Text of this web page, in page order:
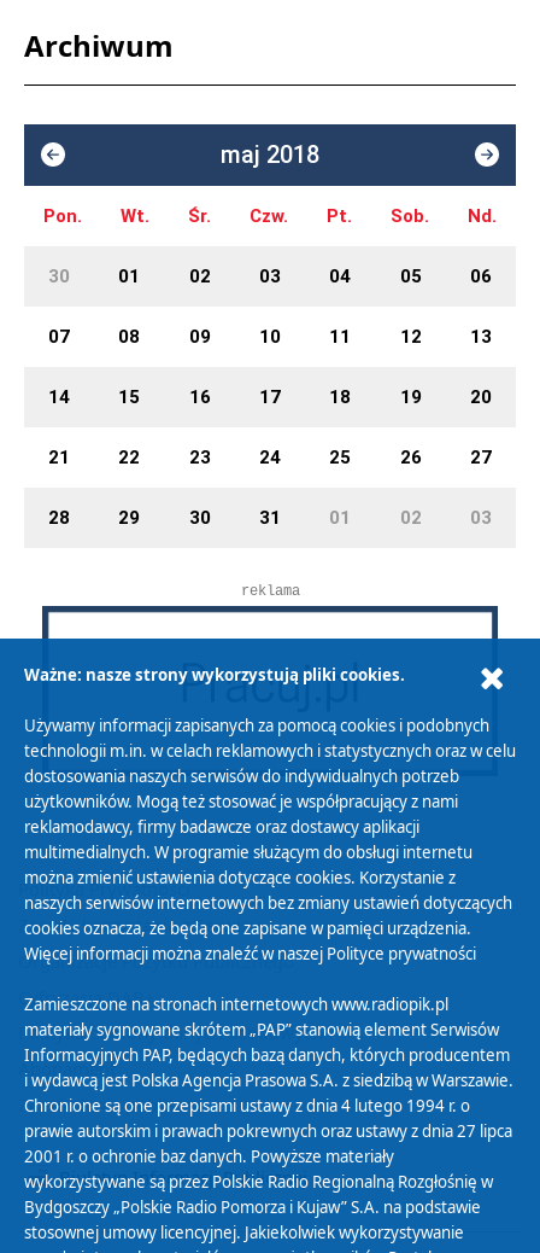
Archiwum
maj 2018
Pon. Wt. Śr. Czw. Pt. Sob. Nd.
30 01 02 03 04 05 06
07 08 09 10 11 12 13
14 15 16 17 18 19 20
21 22 23 24 25 26 27
28 29 30 31 01 02 03
reklama
Polityka Prywatności
Zasady korzystania z Serwisu
Organizacje Pożytku Publicznego
Cyfryzacja DAB+
Polityka ochrony danych osobowych
Abonament
Zamówienia publiczne
Biuletyn Informacji Publicznej
Ważne: nasze strony wykorzystują pliki cookies.
Używamy informacji zapisanych za pomocą cookies i podobnych
technologii m.in. w celach reklamowych i statystycznych oraz w celu
dostosowania naszych serwisów do indywidualnych potrzeb
użytkowników. Mogą też stosować je współpracujący z nami
reklamodawcy, firmy badawcze oraz dostawcy aplikacji
multimedialnych. W programie służącym do obsługi internetu
można zmienić ustawienia dotyczące cookies. Korzystanie z
naszych serwisów internetowych bez zmiany ustawień dotyczących
cookies oznacza, że będą one zapisane w pamięci urządzenia.
Więcej informacji można znaleźć w naszej Polityce prywatności
Zamieszczone na stronach internetowych www.radiopik.pl
materiały sygnowane skrótem „PAP” stanowią element Serwisów
Informacyjnych PAP, będących bazą danych, których producentem
i wydawcą jest Polska Agencja Prasowa S.A. z siedzibą w Warszawie.
Chronione są one przepisami ustawy z dnia 4 lutego 1994 r. o
prawie autorskim i prawach pokrewnych oraz ustawy z dnia 27 lipca
2001 r. o ochronie baz danych. Powyższe materiały
wykorzystywane są przez Polskie Radio Regionalną Rozgłośnię w
Bydgoszczy „Polskie Radio Pomorza i Kujaw” S.A. na podstawie
stosownej umowy licencyjnej. Jakiekolwiek wykorzystywanie